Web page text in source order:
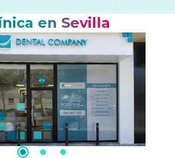
en Sevilla